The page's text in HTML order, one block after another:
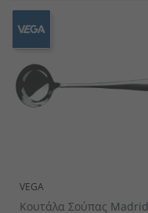
VEGA
Κουτάλα Σούπας Madrid